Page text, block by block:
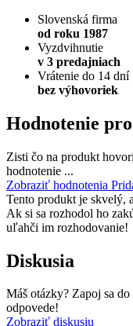
Slovenská firma
od roku 1987
Vyzdvihnutie
v 3 predajniach
Vrátenie do 14 dní
bez výhovoriek
Hodnotenie
Zisti čo na produkt
hodnotenie ...
Zobraziť hodnotenia
Tento produkt je skvelý,
Ak si sa rozhodol ho
uľahči im rozhodovanie!
Diskusia
Máš otázky? Zapoj sa
odpovede!
Zobraziť diskusiu